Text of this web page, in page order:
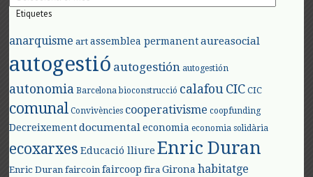
Etiquetes
anarquisme art assemblea permanent aureasocial
autogestió autogestión autogestión
autonomia Barcelona bioconstrucció calafouCIC CIC
comunal Convivències cooperativisme coopfunding
Decreixement documental economia economia solidària
ecoxarxes Educació lliure Enric Duran
Enric Duran faircoin faircoop fira Girona habitatge